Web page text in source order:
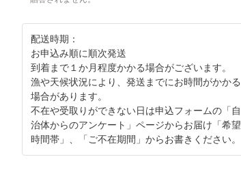
配送時期：
お申込み順に順次発送
到着まで１か月程度かかる場合がございます。
漁や天候状況により、発送までにお時間がかかる
場合があります。
不在や受取りができない日は申込フォームの「自
治体からのアンケート」ページからお届け「希望
時間帯」、「ご不在期間」からお書きください。